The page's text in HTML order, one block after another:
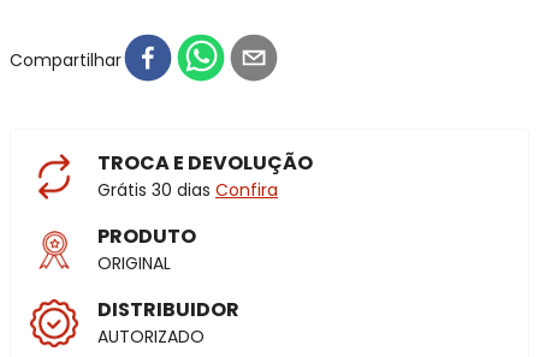
Compartilhar
TROCA E DEVOLUÇÃO
Grátis 30 dias Confira
PRODUTO
ORIGINAL
DISTRIBUIDOR
AUTORIZADO